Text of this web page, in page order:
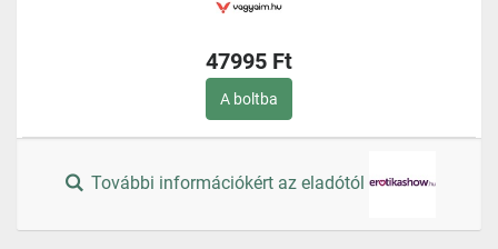
47995 Ft
A boltba
További információkért az eladótól